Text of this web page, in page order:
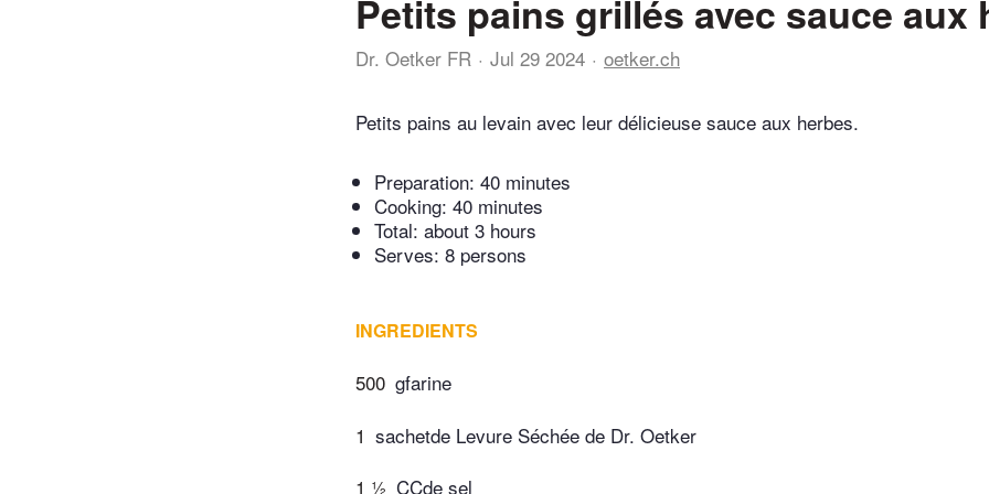
Petits pains grillés avec sauce aux
Dr. Oetker FR Jul 29 2024 oetker.ch
Petits pains au levain avec leur délicieuse sauce aux herbes.
Preparation: 40 minutes
Cooking: 40 minutes
Total: about 3 hours
Serves: 8 persons
INGREDIENTS
500 gfarine
1 sachetde Levure Séchée de Dr. Oetker
1 ½ CCde sel